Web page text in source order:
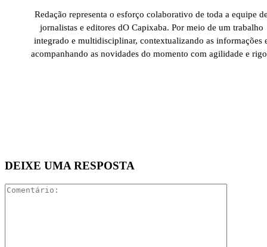
Redação representa o esforço colaborativo de toda a equipe
jornalistas e editores dO Capixaba. Por meio de um trabalho
integrado e multidisciplinar, contextualizando as informações
acompanhando as novidades do momento com agilidade e
DEIXE UMA RESPOSTA